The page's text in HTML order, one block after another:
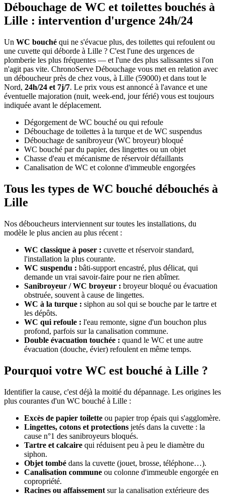
Débouchage de WC et toilettes bouchés à
Lille : intervention d'urgence 24h/24
Un WC bouché qui ne s'évacue plus, des toilettes qui refoulent ou
une cuvette qui déborde à Lille ? C'est l'une des urgences de
plomberie les plus fréquentes — et l'une des plus salissantes si l'on
n'agit pas vite. ChronoServe Débouchage vous met en relation avec
un déboucheur près de chez vous, à Lille (59000) et dans tout le
Nord, 24h/24 et 7j/7. Le prix vous est annoncé à l'avance et une
éventuelle majoration (nuit, week-end, jour férié) vous est toujours
indiquée avant le déplacement.
Dégorgement de WC bouché ou qui refoule
Débouchage de toilettes à la turque et de WC suspendus
Débouchage de sanibroyeur (WC broyeur) bloqué
WC bouché par du papier, des lingettes ou un objet
Chasse d'eau et mécanisme de réservoir défaillants
Canalisation de WC et colonne d'immeuble engorgées
Tous les types de WC bouché débouchés à
Lille
Nos déboucheurs interviennent sur toutes les installations, du
modèle le plus ancien au plus récent :
WC classique à poser : cuvette et réservoir standard,
l'installation la plus courante.
WC suspendu : bâti-support encastré, plus délicat, qui
demande un vrai savoir-faire pour ne rien abîmer.
Sanibroyeur / WC broyeur : broyeur bloqué ou évacuation
obstruée, souvent à cause de lingettes.
WC à la turque : siphon au sol qui se bouche par le tartre et
les dépôts.
WC qui refoule : l'eau remonte, signe d'un bouchon plus
profond, parfois sur la canalisation commune.
Double évacuation touchée : quand le WC et une autre
évacuation (douche, évier) refoulent en même temps.
Pourquoi votre WC est bouché à Lille ?
Identifier la cause, c'est déjà la moitié du dépannage. Les origines les
plus courantes d'un WC bouché à Lille :
Excès de papier toilette ou papier trop épais qui s'agglomère.
Lingettes, cotons et protections jetés dans la cuvette : la
cause n°1 des sanibroyeurs bloqués.
Tartre et calcaire qui réduisent peu à peu le diamètre du
siphon.
Objet tombé dans la cuvette (jouet, brosse, téléphone…).
Canalisation commune ou colonne d'immeuble engorgée en
copropriété.
Racines ou affaissement sur la canalisation extérieure des